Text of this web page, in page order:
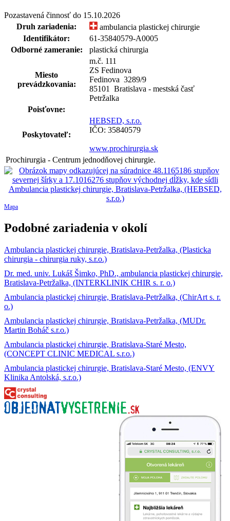
Pozastavená činnosť do 15.10.2026
Druh zariadenia:
ambulancia plastickej chirurgie
Identifikátor:
61-35840579-A0005
Odborné zameranie:
plastická chirurgia
Miesto
prevádzkovania:
m.č. 111
ZS Fedinova
Fedinova 3289/9
85101 Bratislava - mestská časť
Petržalka
Poisťovne:
Poskytovateľ:
HEBSED, s.r.o.
IČO: 35840579
www.prochirurgia.sk
Prochirurgia - Centrum jednodňovej chirurgie.
Mapa
Podobné zariadenia v okolí
Ambulancia plastickej chirurgie, Bratislava-Petržalka, (Plasticka
chirurgia - chirurgia ruky, s.r.o.)
Dr. med. univ. Lukáš Šimko, PhD., ambulancia plastickej chirurgie,
Bratislava-Petržalka, (INTERKLINIK CHIR s. r. o.)
Ambulancia plastickej chirurgie, Bratislava-Petržalka, (ChirArt s. r.
o.)
Ambulancia plastickej chirurgie, Bratislava-Petržalka, (MUDr.
Martin Boháč s.r.o.)
Ambulancia plastickej chirurgie, Bratislava-Staré Mesto,
(CONCEPT CLINIC MEDICAL s.r.o.)
Ambulancia plastickej chirurgie, Bratislava-Staré Mesto, (ENVY
Klinika Antolská, s.r.o.)